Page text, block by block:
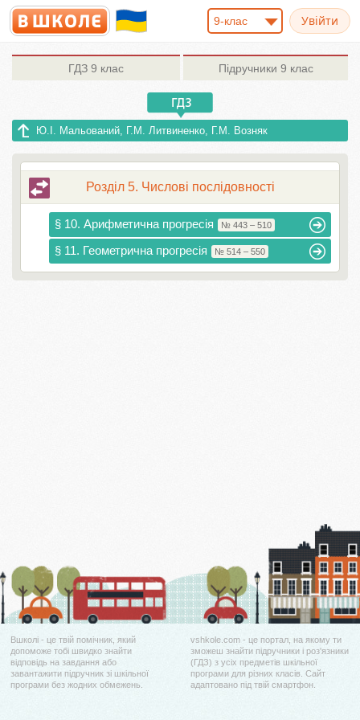
9-клас
ГДЗ 9 клас Підручники 9 клас
Ю.І. Мальований, Г.М. Литвиненко, Г.М. Возняк
Розділ 5. Числові послідовності
§ 10. Арифметична прогресія № 443 – 510
§ 11. Геометрична прогресія № 514 – 550
Вшколі - це твій помічник, який
допоможе тобі швидко знайти
відповідь на завдання або
завантажити підручник зі шкільної
програми без жодних обмежень.
vshkole.com - це портал, на якому ти
зможеш знайти підручники і роз'язники
(ГДЗ) з усіх предметів шкільної
програми для різних класів. Сайт
адаптовано під твій смартфон.